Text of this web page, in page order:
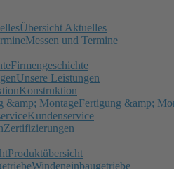
Übersicht Aktuelles
Messen und Termine
Firmengeschichte
Unsere Leistungen
Konstruktion
Fertigung &amp;
Kundenservice
Zertifizierungen
Produktübersicht
Windeneinbaugetriebe